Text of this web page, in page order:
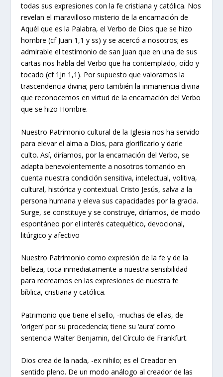
todas sus expresiones con la fe cristiana y católica. Nos
revelan el maravilloso misterio de la encarnación de
Aquél que es la Palabra, el Verbo de Dios que se hizo
hombre (cf Juan 1,1 y ss) y se acercó a nosotros; es
admirable el testimonio de san Juan que en una de sus
cartas nos habla del Verbo que ha contemplado, oído y
tocado (cf 1Jn 1,1). Por supuesto que valoramos la
trascendencia divina; pero también la inmanencia divina
que reconocemos en virtud de la encarnación del Verbo
que se hizo Hombre.
Nuestro Patrimonio cultural de la Iglesia nos ha servido
para elevar el alma a Dios, para glorificarlo y darle
culto. Así, diríamos, por la encarnación del Verbo, se
adapta benevolentemente a nosotros tomando en
cuenta nuestra condición sensitiva, intelectual, volitiva,
cultural, histórica y contextual. Cristo Jesús, salva a la
persona humana y eleva sus capacidades por la gracia.
Surge, se constituye y se construye, diríamos, de modo
espontáneo por el interés catequético, devocional,
litúrgico y afectivo
Nuestro Patrimonio como expresión de la fe y de la
belleza, toca inmediatamente a nuestra sensibilidad
para recrearnos en las expresiones de nuestra fe
bíblica, cristiana y católica.
Patrimonio que tiene el sello, -muchas de ellas, de
‘origen’ por su procedencia; tiene su ‘aura’ como
sentencia Walter Benjamin, del Círculo de Frankfurt.
Dios crea de la nada, -ex nihilo; es el Creador en
sentido pleno. De un modo análogo al creador de las